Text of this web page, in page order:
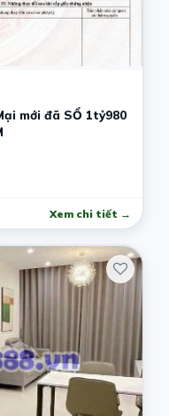
mới đã SỔ 1tỷ980
Xem chi tiết →